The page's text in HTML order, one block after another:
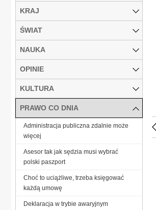
KRAJ
ŚWIAT
NAUKA
OPINIE
KULTURA
PRAWO CO DNIA
Administracja publiczna zdalnie może
więcej
Asesor tak jak sędzia musi wybrać
polski paszport
Choć to uciążliwe, trzeba księgować
każdą umowę
Deklaracja w trybie awaryjnym